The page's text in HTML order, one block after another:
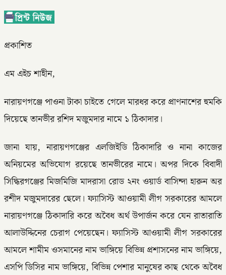
প্রকাশিত
এম এইচ শাহীন,
নারায়ণগঞ্জে পাওনা টাকা চাইতে গেলে মারধর করে প্রাণনাশের হুমকি
দিয়েছে তানভীর রশিদ মজুমদার নামে ১ ঠিকাদার।
জানা যায়, নারায়ণগঞ্জের এলজিইডি ঠিকাদারি ও নানা কাজের
অনিয়মের অভিযোগ রয়েছে তানভীরের নামে। অপর দিকে বিবাদী
সিদ্ধিরগঞ্জের মিজমিজি মাদরাসা রোড ২নং ওয়ার্ড বাসিন্দা হারুন অর
রশীদ মজুমদারের ছেলে। ফ্যাসিস্ট আওয়ামী লীগ সরকারের আমলে
নারায়ণগঞ্জে ঠিকাদারি করে অবৈধ অর্থ উপার্জন করে যেন রাতারাতি
আলাউদ্দিনের চেরাগ পেয়েছেন। ফ্যাসিস্ট আওয়ামী লীগ সরকারের
আমলে শামীম ওসমানের নাম ভাঙ্গিয়ে বিভিন্ন প্রশাসনের নাম ভাঙ্গিয়ে,
এসপি ডিসির নাম ভাঙ্গিয়ে, বিভিন্ন পেশার মানুষের কাছ থেকে অবৈধ